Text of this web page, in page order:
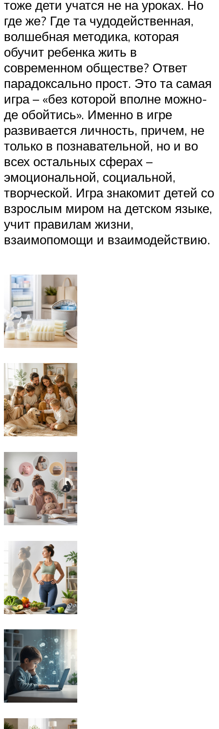
тоже дети учатся не на уроках. Но
где же? Где та чудодейственная,
волшебная методика, которая
обучит ребенка жить в
современном обществе? Ответ
парадоксально прост. Это та самая
игра – «без которой вполне можно-
де обойтись». Именно в игре
развивается личность, причем, не
только в познавательной, но и во
всех остальных сферах –
эмоциональной, социальной,
творческой. Игра знакомит детей со
взрослым миром на детском языке,
учит правилам жизни,
взаимопомощи и взаимодействию.